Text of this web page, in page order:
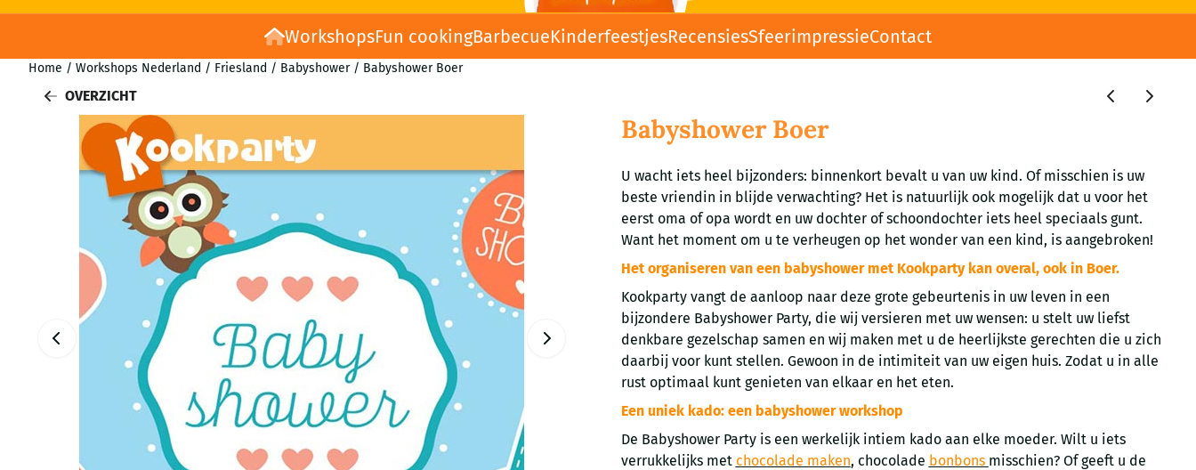
WorkshopsFun cookingBarbecueKinderfeestjesRecensiesSfeerimpressieContact
Home / Workshops Nederland / Friesland / Babyshower / Babyshower Boer
OVERZICHT
Babyshower Boer
U wacht iets heel bijzonders: binnenkort bevalt u van uw kind. Of misschien is uw
beste vriendin in blijde verwachting? Het is natuurlijk ook mogelijk dat u voor het
eerst oma of opa wordt en uw dochter of schoondochter iets heel speciaals gunt.
Want het moment om u te verheugen op het wonder van een kind, is aangebroken!
Het organiseren van een babyshower met Kookparty kan overal, ook in Boer.
Kookparty vangt de aanloop naar deze grote gebeurtenis in uw leven in een
bijzondere Babyshower Party, die wij versieren met uw wensen: u stelt uw liefst
denkbare gezelschap samen en wij maken met u de heerlijkste gerechten die u zich
daarbij voor kunt stellen. Gewoon in de intimiteit van uw eigen huis. Zodat u in alle
rust optimaal kunt genieten van elkaar en het eten.
Een uniek kado: een babyshower workshop
De Babyshower Party is een werkelijk intiem kado aan elke moeder. Wilt u iets
verrukkelijks met chocolade maken, chocolade bonbons misschien? Of geeft u de